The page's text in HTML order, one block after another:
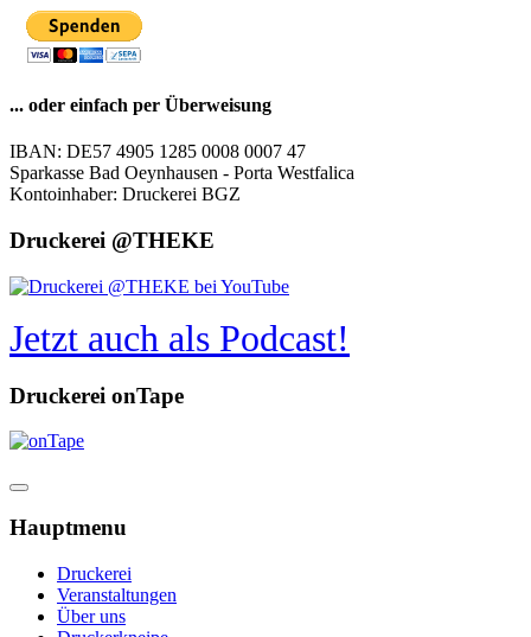
... oder einfach per Überweisung
IBAN: DE57 4905 1285 0008 0007 47
Sparkasse Bad Oeynhausen - Porta Westfalica
Kontoinhaber: Druckerei BGZ
Druckerei @THEKE
Jetzt auch als Podcast!
Druckerei onTape
Hauptmenu
Druckerei
Veranstaltungen
Über uns